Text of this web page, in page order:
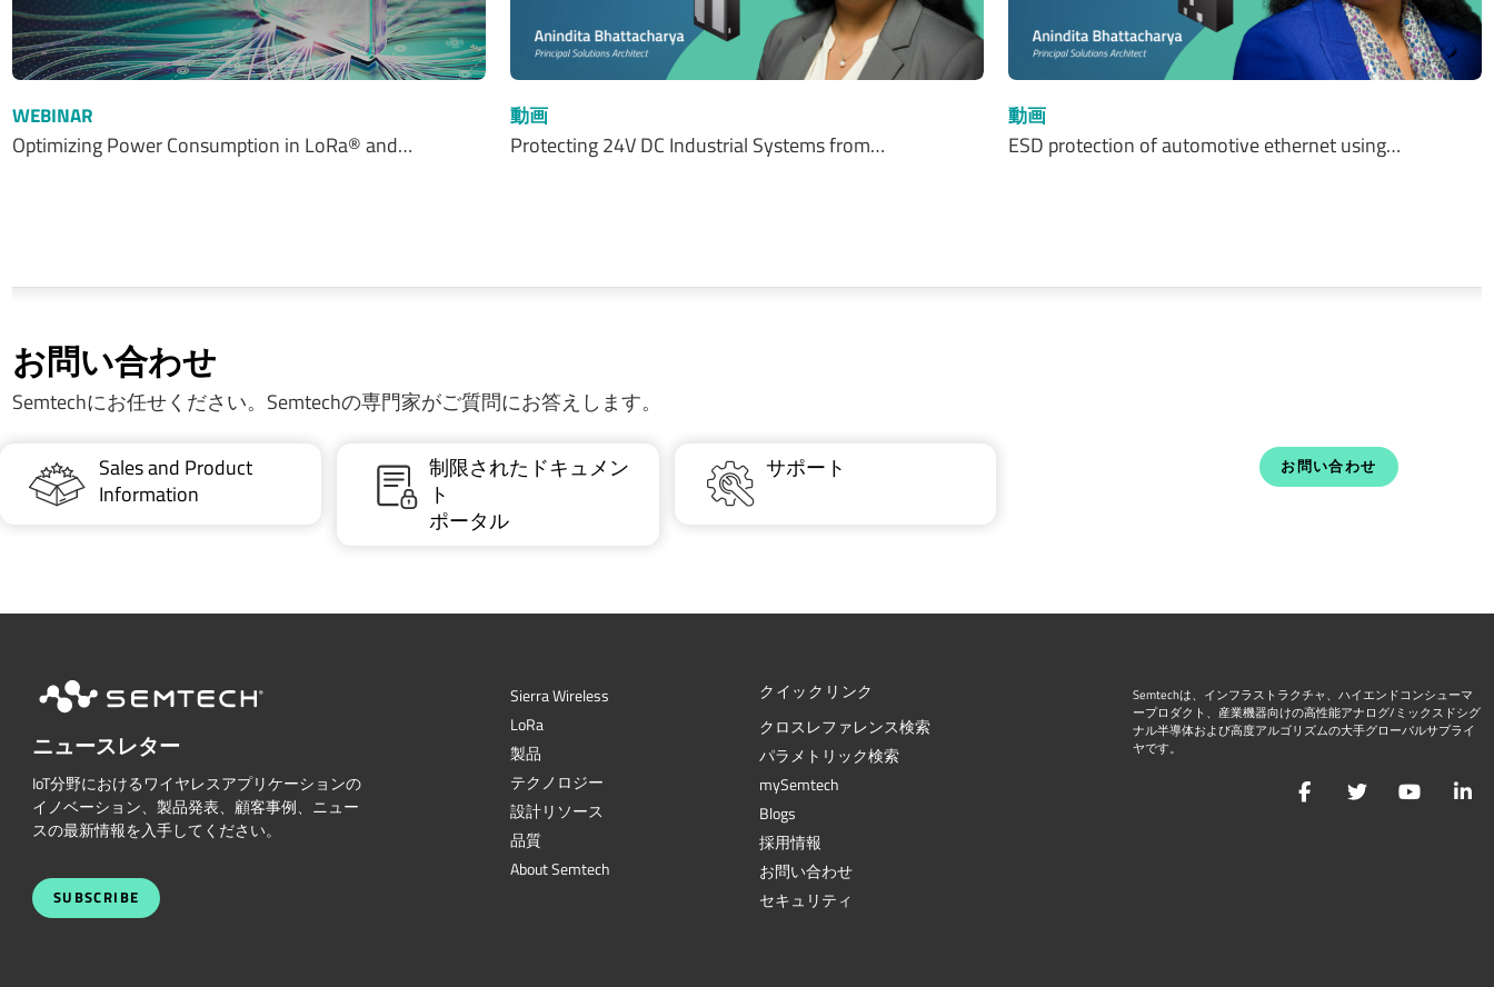
WEBINAR
Optimizing Power Consumption in LoRa® and…
動画
Protecting 24V DC Industrial Systems from…
動画
ESD protection of automotive ethernet using…
お問い合わせ
Semtechにお任せください。Semtechの専門家がご質問にお答えします。
Sales and Product
Information
制限されたドキュメン
ト
ポータル
サポート お問い合わせ
ニュースレター
IoT分野におけるワイヤレスアプリケーションの
イノベーション、製品発表、顧客事例、ニュー
スの最新情報を入手してください。
SUBSCRIBE
Sierra Wireless
LoRa
製品
テクノロジー
設計リソース
品質
About Semtech
クイックリンク
クロスレファレンス検索
パラメトリック検索
mySemtech
Blogs
採用情報
お問い合わせ
セキュリティ
Semtechは、インフラストラクチャ、ハイエンドコンシューマ
ープロダクト、産業機器向けの高性能アナログ/ミックスドシグ
ナル半導体および高度アルゴリズムの大手グローバルサプライ
ヤです。
FacebookTwitter